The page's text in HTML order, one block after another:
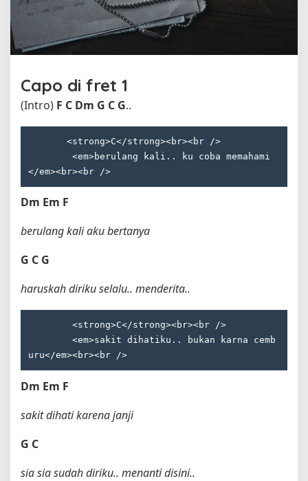
o
l
e
i
o
l
e
x
i
Capo di fret 1
(Intro) F C Dm G C G..
Dm Em F
berulang kali aku bertanya
G C G
haruskah diriku selalu.. menderita..
Dm Em F
sakit dihati karena janji
G C
sia sia sudah diriku.. menanti disini..